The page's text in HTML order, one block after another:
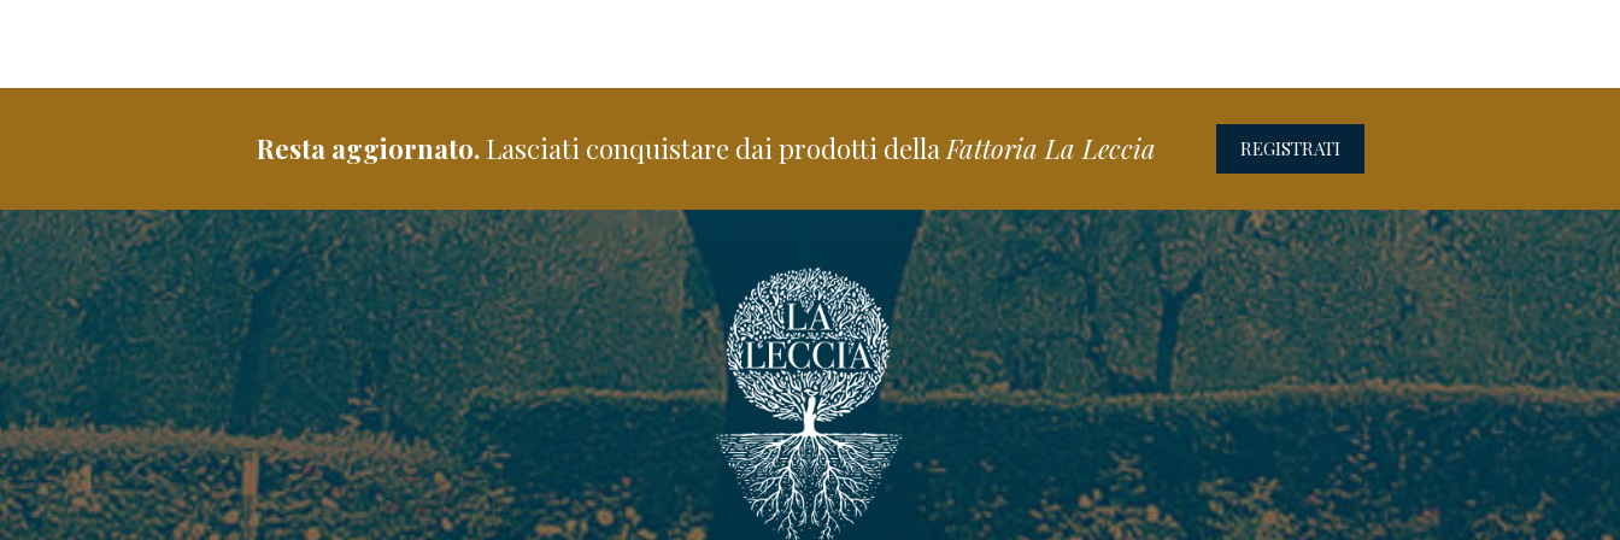
Resta aggiornato.Lasciati conquistare dai prodotti dellaFattoria La Leccia REGISTRATI